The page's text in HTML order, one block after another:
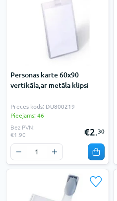
Personas karte 60x90
vertikāla,ar metāla klipsi
Preces kods: DU800219
Pieejams: 46
Bez PVN:
€1.90
€2.30